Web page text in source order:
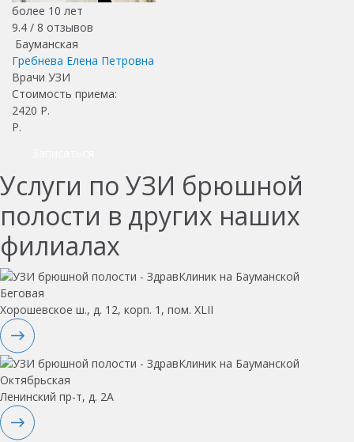
более 10 лет
9.4 / 8 отзывов
Бауманская
Гребнева Елена Петровна
Врачи УЗИ
Стоимость приема:
2420 Р.
Р.
Услуги по УЗИ брюшной
полости в других наших
филиалах
Беговая
Хорошевское ш., д. 12, корп. 1, пом. XLII
Октябрьская
Ленинский пр-т, д. 2А